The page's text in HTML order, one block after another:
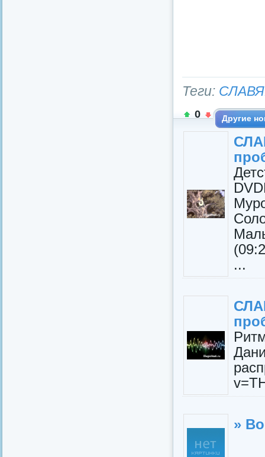
Теги:
0 Другие
...
»